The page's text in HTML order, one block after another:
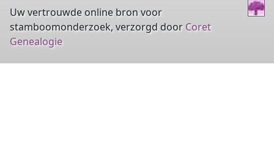
Uw vertrouwde online bron voor
stamboomonderzoek, verzorgd door Coret
Genealogie